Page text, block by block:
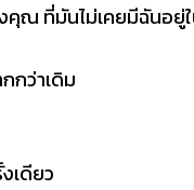
คุณ ที่มันไม่เคยมีฉันอยู่
กว่าเดิม
เดียว